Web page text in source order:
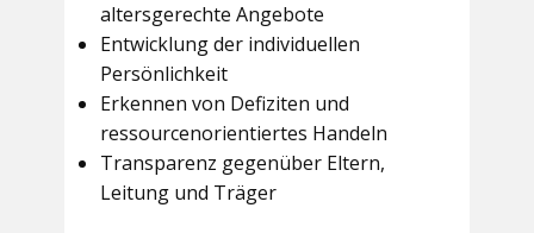
altersgerechte Angebote
Entwicklung der individuellen
Persönlichkeit
Erkennen von Defiziten und
ressourcenorientiertes Handeln
Transparenz gegenüber Eltern,
Leitung und Träger